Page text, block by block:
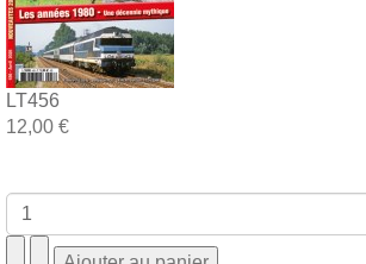
LT456
12,00 €